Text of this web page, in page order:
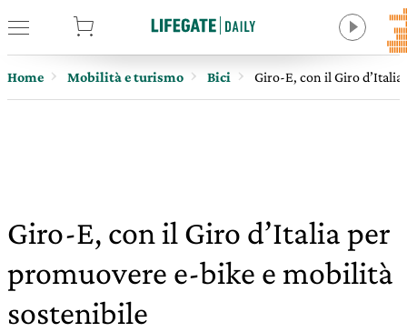
Home Mobilità e turismo Bici Giro-E, con il Giro
Giro-E, con il Giro d’Italia per
promuovere e-bike e mobilità
sostenibile